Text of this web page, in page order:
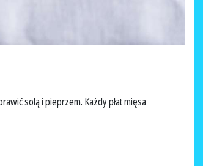
solą i pieprzem. Każdy płat mięsa